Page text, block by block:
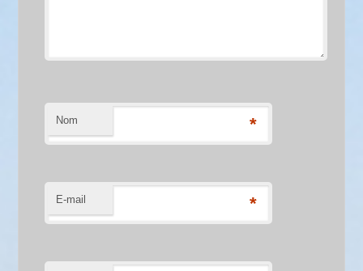
Nom *
E-mail *